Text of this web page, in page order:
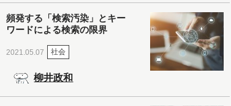
頻発する「検索汚染」とキー
ワードによる検索の限界
2021.05.07 社会
柳井政和